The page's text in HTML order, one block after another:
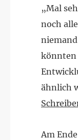
„Mal
noch
könnten
ähnlich
Am